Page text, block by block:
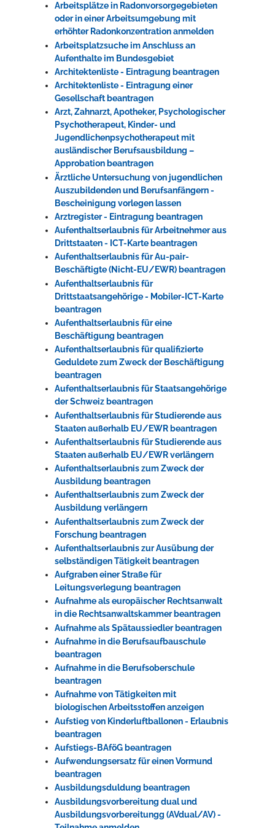
Arbeitsplätze in Radonvorsorgegebieten
oder in einer Arbeitsumgebung mit
erhöhter Radonkonzentration anmelden
Arbeitsplatzsuche im Anschluss an
Aufenthalte im Bundesgebiet
Architektenliste - Eintragung beantragen
Architektenliste - Eintragung einer
Gesellschaft beantragen
Arzt, Zahnarzt, Apotheker, Psychologischer
Psychotherapeut, Kinder- und
Jugendlichenpsychotherapeut mit
ausländischer Berufsausbildung –
Approbation beantragen
Ärztliche Untersuchung von jugendlichen
Auszubildenden und Berufsanfängern -
Bescheinigung vorlegen lassen
Arztregister - Eintragung beantragen
Aufenthaltserlaubnis für Arbeitnehmer aus
Drittstaaten - ICT-Karte beantragen
Aufenthaltserlaubnis für Au-pair-
Beschäftigte (Nicht-EU/EWR) beantragen
Aufenthaltserlaubnis für
Drittstaatsangehörige - Mobiler-ICT-Karte
beantragen
Aufenthaltserlaubnis für eine
Beschäftigung beantragen
Aufenthaltserlaubnis für qualifizierte
Geduldete zum Zweck der Beschäftigung
beantragen
Aufenthaltserlaubnis für Staatsangehörige
der Schweiz beantragen
Aufenthaltserlaubnis für Studierende aus
Staaten außerhalb EU/EWR beantragen
Aufenthaltserlaubnis für Studierende aus
Staaten außerhalb EU/EWR verlängern
Aufenthaltserlaubnis zum Zweck der
Ausbildung beantragen
Aufenthaltserlaubnis zum Zweck der
Ausbildung verlängern
Aufenthaltserlaubnis zum Zweck der
Forschung beantragen
Aufenthaltserlaubnis zur Ausübung der
selbständigen Tätigkeit beantragen
Aufgraben einer Straße für
Leitungsverlegung beantragen
Aufnahme als europäischer Rechtsanwalt
in die Rechtsanwaltskammer beantragen
Aufnahme als Spätaussiedler beantragen
Aufnahme in die Berufsaufbauschule
beantragen
Aufnahme in die Berufsoberschule
beantragen
Aufnahme von Tätigkeiten mit
biologischen Arbeitsstoffen anzeigen
Aufstieg von Kinderluftballonen - Erlaubnis
beantragen
Aufstiegs-BAföG beantragen
Aufwendungsersatz für einen Vormund
beantragen
Ausbildungsduldung beantragen
Ausbildungsvorbereitung dual und
Ausbildungsvorbereitungg (AVdual/AV) -